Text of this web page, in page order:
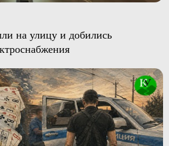
на улицу и добились